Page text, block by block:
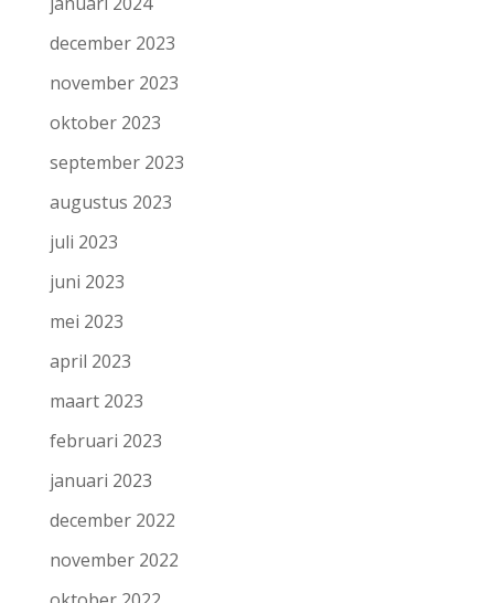
december 2023
november 2023
oktober 2023
september 2023
augustus 2023
juli 2023
juni 2023
mei 2023
april 2023
maart 2023
februari 2023
januari 2023
december 2022
november 2022